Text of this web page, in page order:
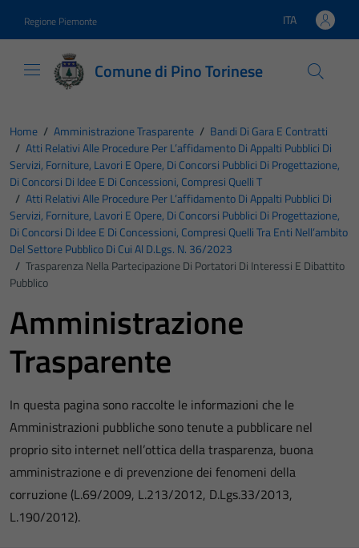
Regione Piemonte Lingua attiva:
ITA
Comune di Pino Torinese
Home / Amministrazione Trasparente / Bandi Di Gara E Contratti
/ Atti Relativi Alle Procedure Per L’affidamento Di Appalti Pubblici Di
Servizi, Forniture, Lavori E Opere, Di Concorsi Pubblici Di Progettazione,
Di Concorsi Di Idee E Di Concessioni, Compresi Quelli T
/ Atti Relativi Alle Procedure Per L’affidamento Di Appalti Pubblici Di
Servizi, Forniture, Lavori E Opere, Di Concorsi Pubblici Di Progettazione,
Di Concorsi Di Idee E Di Concessioni, Compresi Quelli Tra Enti Nell’ambito
Del Settore Pubblico Di Cui Al D.Lgs. N. 36/2023
/ Trasparenza Nella Partecipazione Di Portatori Di Interessi E Dibattito
Pubblico
Amministrazione
Trasparente
In questa pagina sono raccolte le informazioni che le
Amministrazioni pubbliche sono tenute a pubblicare nel
proprio sito internet nell’ottica della trasparenza, buona
amministrazione e di prevenzione dei fenomeni della
corruzione (L.69/2009, L.213/2012, D.Lgs.33/2013,
L.190/2012).